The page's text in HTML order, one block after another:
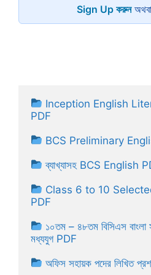
Sign Up করুনঅথবা
Inception English
PDF
BCS Preliminary
ব্যাখ্যাসহ BCS English
Class 6 to 10 Selected
PDF
১০তম – ৪৮তম বিসিএস বাংলা
মধ্যযুগ PDF
অফিস সহায়ক পদের লিখিত